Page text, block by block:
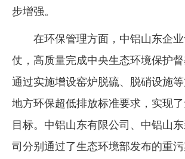
步增强。
在环保管理方面，中铝山东企
仗，高质量完成中央生态环境保护督
通过实施增设窑炉脱硫、脱硝设施
地方环保超低排放标准要求，实现
目标。中铝山东有限公司、中铝山
司分别通过了生态环境部发布的重